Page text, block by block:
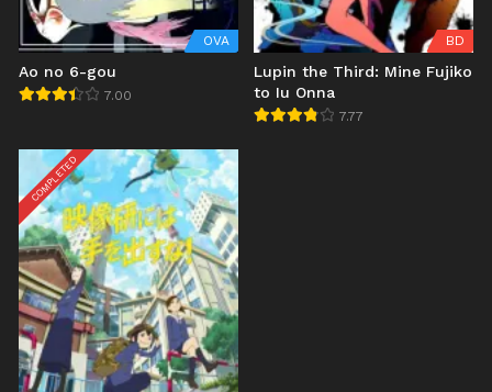
OVA
Ao no 6-gou
7.00
BD
Lupin the Third: Mine Fujiko
to Iu Onna
7.77
COMPLETED